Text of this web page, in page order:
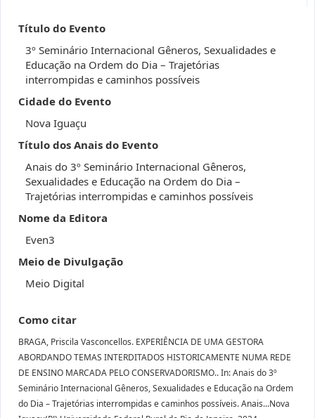
Título do Evento
3º Seminário Internacional Gêneros, Sexualidades e
Educação na Ordem do Dia – Trajetórias
interrompidas e caminhos possíveis
Cidade do Evento
Nova Iguaçu
Título dos Anais do Evento
Anais do 3º Seminário Internacional Gêneros,
Sexualidades e Educação na Ordem do Dia –
Trajetórias interrompidas e caminhos possíveis
Nome da Editora
Even3
Meio de Divulgação
Meio Digital
Como citar
BRAGA, Priscila Vasconcellos. EXPERIÊNCIA DE UMA GESTORA
ABORDANDO TEMAS INTERDITADOS HISTORICAMENTE NUMA REDE
DE ENSINO MARCADA PELO CONSERVADORISMO.. In: Anais do 3º
Seminário Internacional Gêneros, Sexualidades e Educação na Ordem
do Dia – Trajetórias interrompidas e caminhos possíveis. Anais...Nova